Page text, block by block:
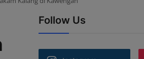
Follow Us